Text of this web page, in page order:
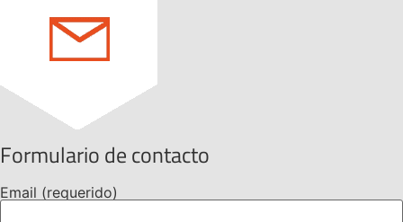
Formulario de contacto
Email (requerido)